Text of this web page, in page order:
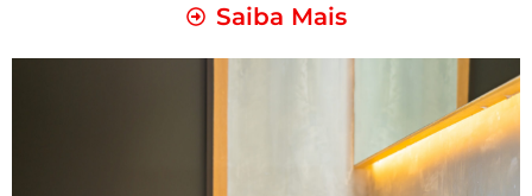
Saiba Mais